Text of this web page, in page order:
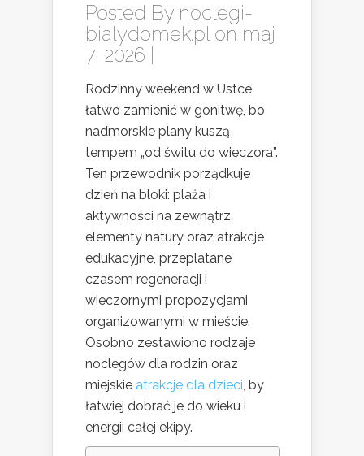
Posted By noclegi-
bialydomek.plon maj
7, 2026 |
Rodzinny weekend w Ustce
łatwo zamienić w gonitwę, bo
nadmorskie plany kuszą
tempem „od świtu do wieczora”.
Ten przewodnik porządkuje
dzień na bloki: plaża i
aktywności na zewnątrz,
elementy natury oraz atrakcje
edukacyjne, przeplatane
czasem regeneracji i
wieczornymi propozycjami
organizowanymi w mieście.
Osobno zestawiono rodzaje
noclegów dla rodzin oraz
miejskie atrakcje dla dzieci, by
łatwiej dobrać je do wieku i
energii całej ekipy.